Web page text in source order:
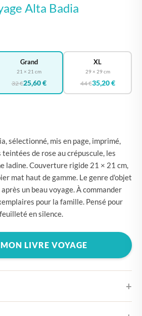
Alta Badia
Grand
21 × 21 cm
32 €25,60 €
XL
29 × 29 cm
44 €35,20 €
sélectionné, mis en page, imprimé,
de rose au crépuscule, les
ladine. Couverture rigide 21 × 21 cm,
mat haut de gamme. Le genre d'objet
un beau voyage. À commander
pour la famille. Pensé pour
en silence.
LIVRE VOYAGE